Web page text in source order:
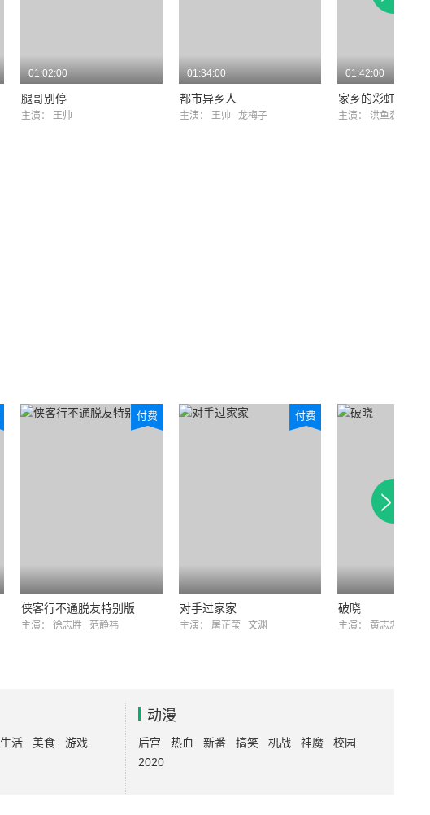
01:02:00
腿哥别停
主演： 王帅
01:34:00
都市异乡人
主演： 王帅 龙梅子
01:42:00
家乡的彩虹
主演： 洪鱼森
付费
侠客行不通脱友特别版
主演： 徐志胜 范静祎
付费
对手过家家
主演： 屠芷莹 文渊
破晓
主演： 黄志忠
生活 美食
游戏
动漫
后宫 热血 新番 搞笑 机战 神魔
校园
2020